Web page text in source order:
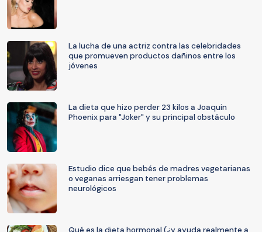
La lucha de una actriz contra las celebridades
que promueven productos dañinos entre los
jóvenes
La dieta que hizo perder 23 kilos a Joaquin
Phoenix para "Joker" y su principal obstáculo
Estudio dice que bebés de madres vegetarianas
o veganas arriesgan tener problemas
neurológicos
Qué es la dieta hormonal (¿y ayuda realmente a